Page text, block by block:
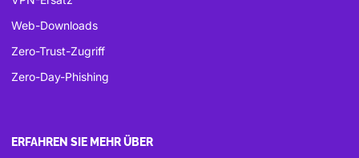
Web-Downloads
Zero-Trust-Zugriff
Zero-Day-Phishing
ERFAHREN SIE MEHR ÜBER